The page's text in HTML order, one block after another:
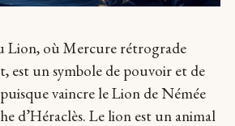
Lion, où Mercure rétrograde
est un symbole de pouvoir et de
vaincre le Lion de Némée
d’Héraclès. Le lion est un animal